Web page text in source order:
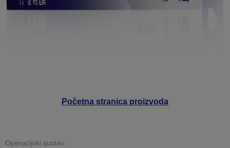
Početna stranica proizvoda
Operacijski sustav: